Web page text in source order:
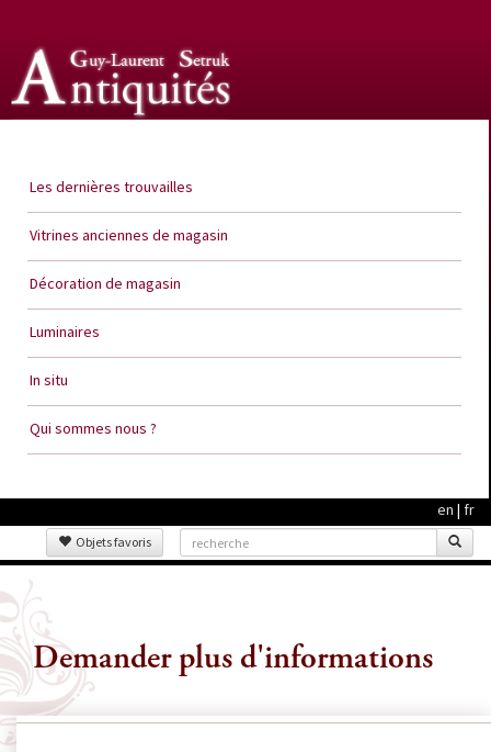
Les dernières trouvailles
Vitrines anciennes de magasin
Décoration de magasin
Luminaires
In situ
Qui sommes nous ?
en | fr
Objets favoris
Demander plus d'informations